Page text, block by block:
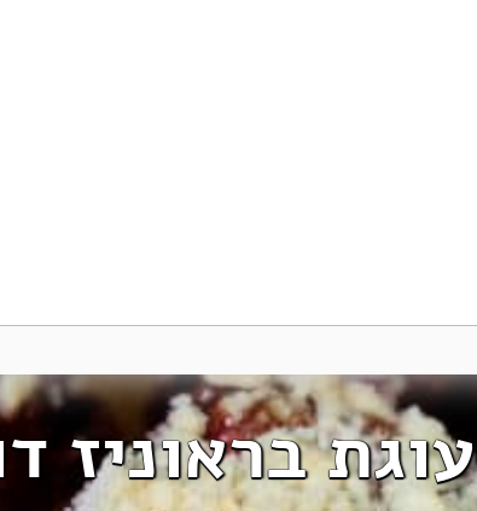
עוגת בראוניז